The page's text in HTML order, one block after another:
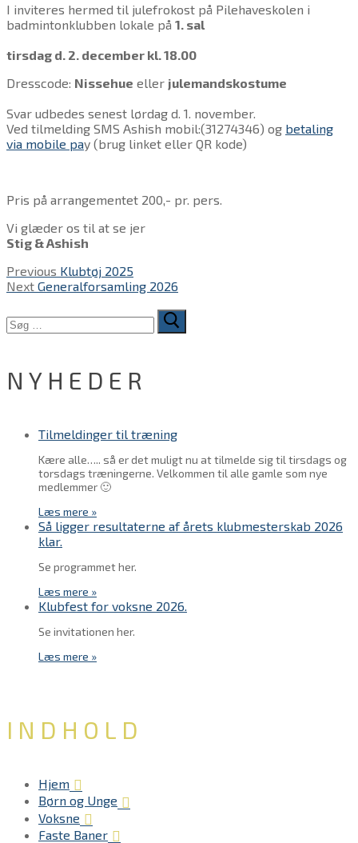
I inviteres hermed til julefrokost på Pilehaveskolen i
badmintonklubben lokale på 1. sal
tirsdag d. 2. december kl. 18.00
Dresscode: Nissehue eller julemandskostume
Svar udbedes senest lørdag d. 1. november.
Ved tilmelding SMS Ashish mobil:(31274346) og betaling
via mobile pay (brug linket eller QR kode)
Pris på arrangementet 200,- pr. pers.
Vi glæder os til at se jer
Stig & Ashish
Indlægsnavigation
Previous Previous
post:
Klubtøj 2025
Next Next
Generalforsamling 2026
Søg
efter:
NYHEDER
Tilmeldinger til træning
Kære alle….. så er det muligt nu at tilmelde sig til tirsdags og
torsdags træningerne. Velkommen til alle gamle som nye
medlemmer 🙂
Læs mere »
Så ligger resultaterne af årets klubmesterskab 2026
klar.
Se programmet her.
Læs mere »
Klubfest for voksne 2026.
Se invitationen her.
Læs mere »
INDHOLD
Hjem
Børn og Unge
Voksne
Faste Baner